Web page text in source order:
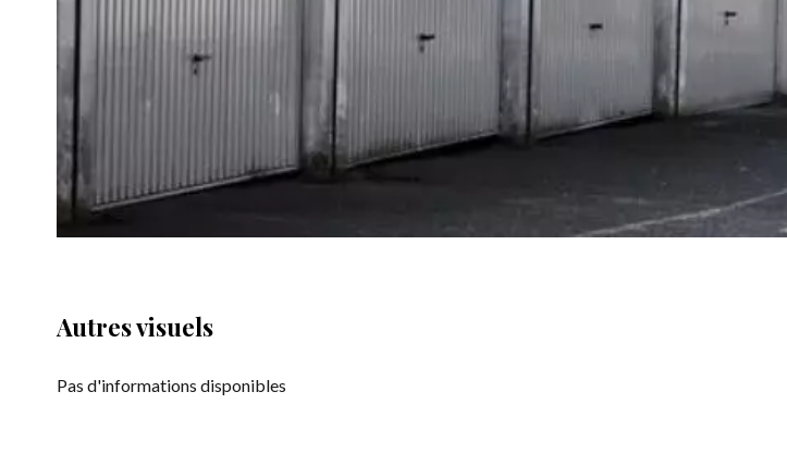
Autres visuels
Pas d'informations disponibles